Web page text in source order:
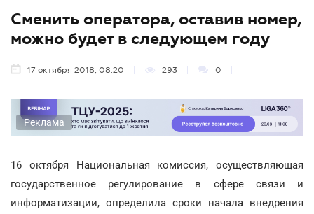
Сменить оператора, оставив номер,
можно будет в следующем году
17 октября 2018, 08:20 293 0
Реклама
16 октября Национальная комиссия, осуществляющая
государственное регулирование в сфере связи и
информатизации, определила сроки начала внедрения